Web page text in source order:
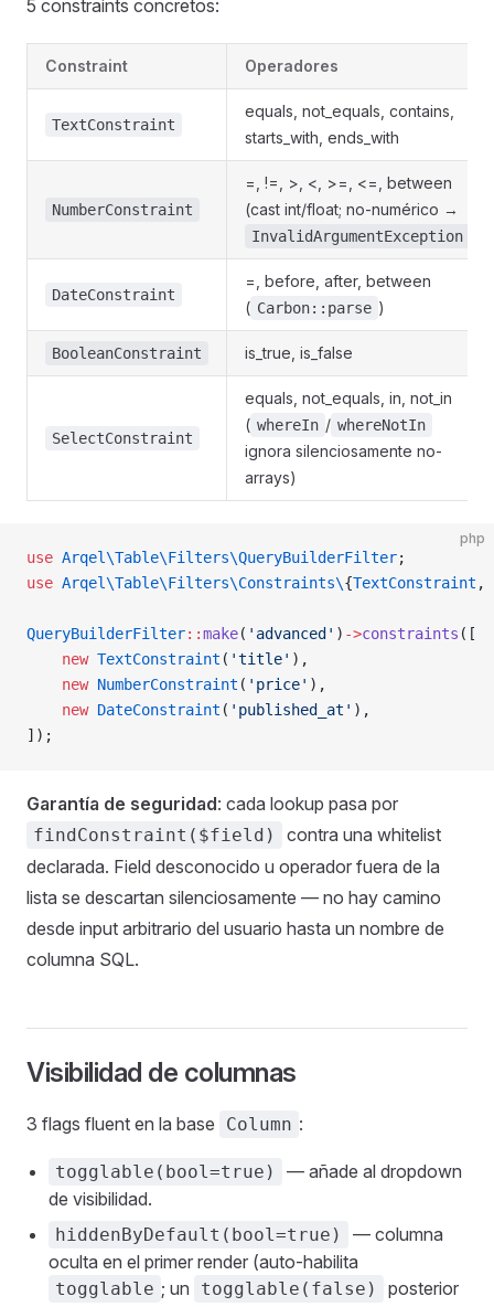
5 constraints concretos:
Constraint Operadores
TextConstraint
equals, not_equals, contains,
starts_with, ends_with
NumberConstraint
=, !=, >, <, >=, <=, between
(cast int/float; no-numérico →
InvalidArgumentException
DateConstraint
=, before, after, between
( Carbon::parse )
BooleanConstraint is_true, is_false
SelectConstraint
equals, not_equals, in, not_in
( whereIn / whereNotIn
ignora silenciosamente no-
arrays)
php
use Arqel\Table\Filters\QueryBuilderFilter;
use Arqel\Table\Filters\Constraints\{TextConstraint ,
QueryBuilderFilter::make( 'advanced' ) ->constraints ([
    new
TextConstraint ( 'title' ),
    new
NumberConstraint ( 'price' ),
    new
DateConstraint ( 'published_at' ),
]);
Garantía de seguridad: cada lookup pasa por
findConstraint($field)
contra una whitelist
declarada. Field desconocido u operador fuera de la
lista se descartan silenciosamente — no hay camino
desde input arbitrario del usuario hasta un nombre de
columna SQL.
Visibilidad de columnas
3 flags fluent en la base Column :
togglable(bool=true)
— añade al dropdown
de visibilidad.
hiddenByDefault(bool=true)
— columna
oculta en el primer render (auto-habilita
togglable ; un togglable(false)
posterior